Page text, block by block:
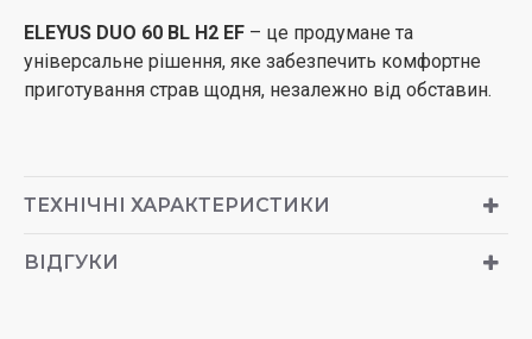
ELEYUS DUO 60 BL H2 EF – це продумане та
універсальне рішення, яке забезпечить комфортне
приготування страв щодня, незалежно від обставин.
ТЕХНІЧНІ ХАРАКТЕРИСТИКИ
ВІДГУКИ